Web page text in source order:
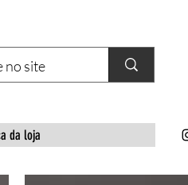
da loja